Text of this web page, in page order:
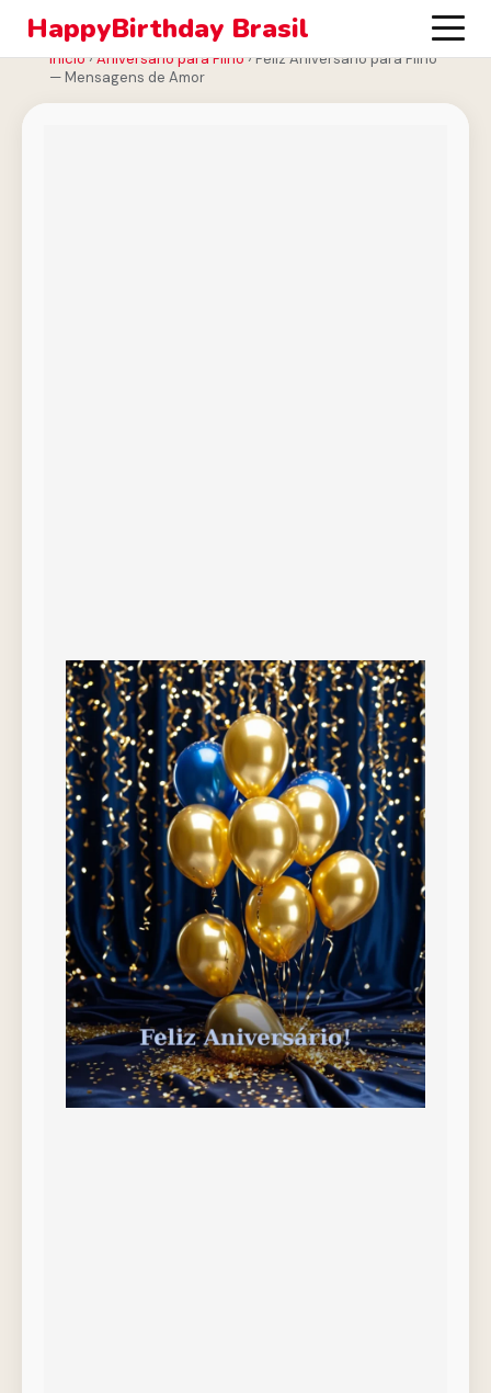
HappyBirthday Brasil
Início›Aniversário para Filho›Feliz Aniversário para Filho
— Mensagens de Amor